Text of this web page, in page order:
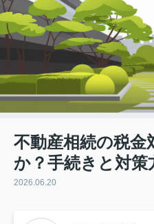
不動産相続の税金
か？手続きと対策
2026.06.20